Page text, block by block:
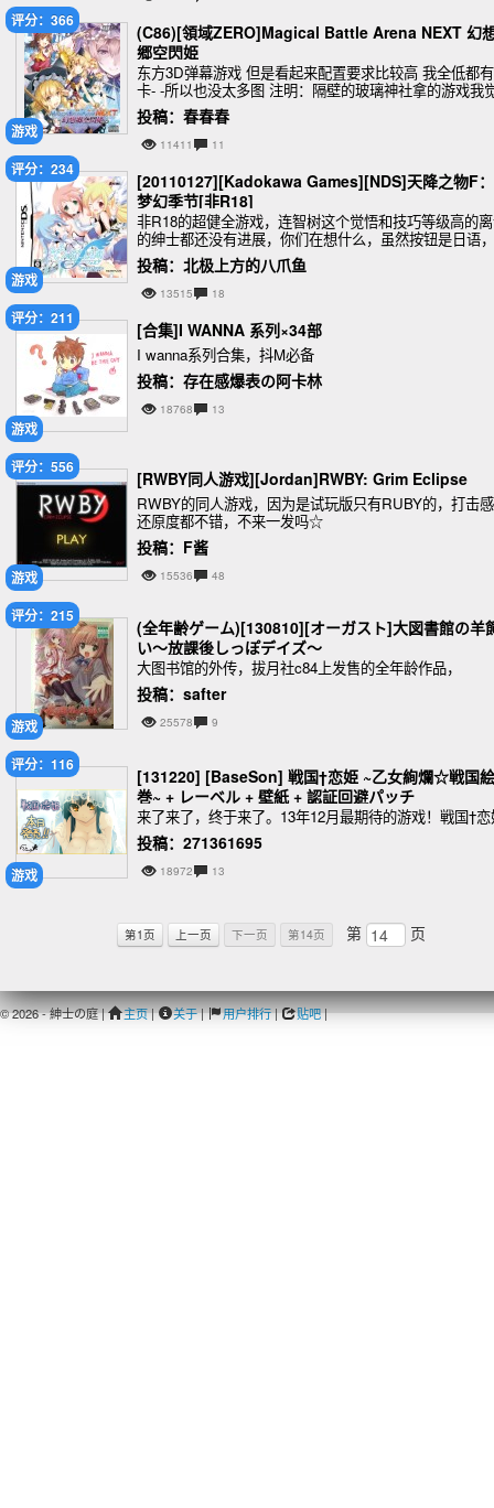
游戏
评分：366
(C86)[領域ZERO]Magical Battle Arena NEXT 幻
郷空閃姫
东方3D弹幕游戏 但是看起来配置要求比较高 我全低都
卡- -所以也没太多图 注明：隔壁的玻璃神社拿的游戏我
得还是用手柄比较好操控 键盘也是可以的 玩起来的感觉
嘛...高达 电光火石 ...这类的
投稿：春春春
11411 11
游戏
评分：234
[20110127][Kadokawa Games][NDS]天降之物F：
梦幻季节[非R18]
非R18的超健全游戏，连智树这个觉悟和技巧等级高的
的绅士都还没有进展，你们在想什么，虽然按钮是日语，
但是的确是熟肉.......（感谢我忘了名字的汉化组还有忘
名字了的资源提供者），在NDS上发行
投稿：北极上方的八爪鱼
13515 18
游戏
评分：211
[合集]I WANNA 系列×34部
I wanna系列合集，抖M必备
投稿：存在感爆表の阿卡林
18768 13
游戏
评分：556
[RWBY同人游戏][Jordan]RWBY: Grim Eclipse
RWBY的同人游戏，因为是试玩版只有RUBY的，打击
还原度都不错，不来一发吗☆
投稿：F酱
15536 48
游戏
评分：215
(全年齢ゲーム)[130810][オーガスト]大図書館の羊
い～放課後しっぽデイズ～
大图书馆的外传，拔月社c84上发售的全年龄作品，
投稿：safter
25578 9
游戏
评分：116
[131220] [BaseSon] 戦国†恋姫 ~乙女絢爛☆戦国絵
巻~ + レーベル + 壁紙 + 認証回避パッチ
来了来了，终于来了。13年12月最期待的游戏！戦国†
投稿：271361695
18972 13
第1页 上一页 下一页 第14页 第 页
© 2026 - 紳士の庭 | 主页| 关于| 用户排行| 贴吧|